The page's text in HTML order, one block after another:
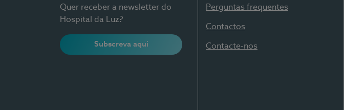
Quer receber a newsletter do
Hospital da Luz?
Subscreva aqui
Perguntas frequentes
Contactos
Contacte-nos